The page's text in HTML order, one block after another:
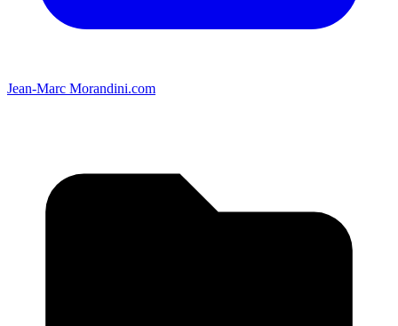
Jean-Marc Morandini.com